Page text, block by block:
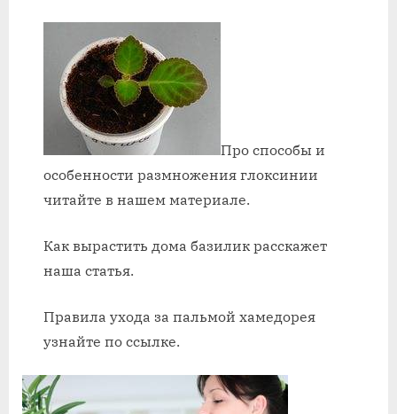
Про способы и
особенности размножения глоксинии
читайте в нашем материале.
Как вырастить дома базилик расскажет
наша статья.
Правила ухода за пальмой хамедорея
узнайте по ссылке.